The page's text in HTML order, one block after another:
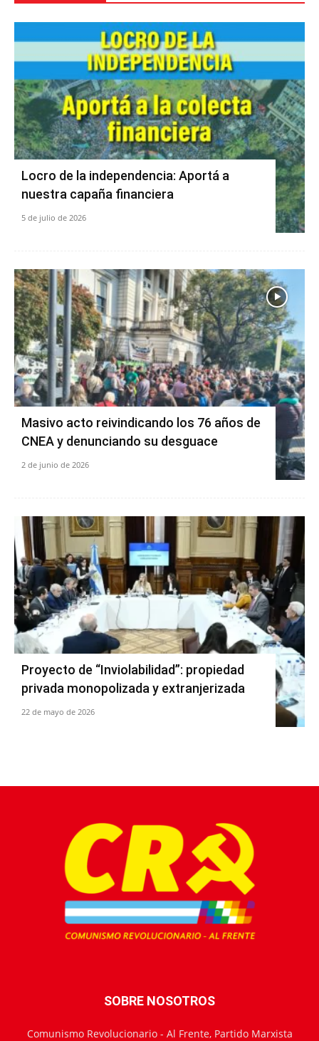
Locro de la independencia: Aportá a
nuestra capaña financiera
5 de julio de 2026
Masivo acto reivindicando los 76 años de
CNEA y denunciando su desguace
2 de junio de 2026
Proyecto de “Inviolabilidad”: propiedad
privada monopolizada y extranjerizada
22 de mayo de 2026
SOBRE NOSOTROS
Comunismo Revolucionario - Al Frente, Partido Marxista